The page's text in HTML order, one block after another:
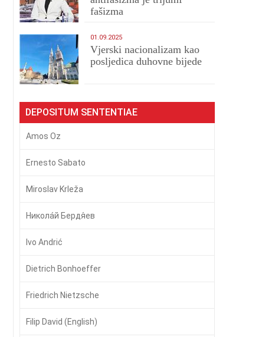
fašizma
01.09.2025
​Vjerski nacionalizam kao
posljedica duhovne bijede
DEPOSITUM SENTENTIAE
Amos Oz
Ernesto Sabato
Miroslav Krleža
Никола́й Бердя́ев
Ivo Andrić
Dietrich Bonhoeffer
Friedrich Nietzsche
Filip David (English)